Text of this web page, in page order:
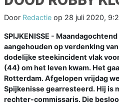
Door Redactie op 28 juli 2020,
SPIJKENISSE -
aangehouden op verdenking
dodelijke steekincident vlak
(44) om het leven kwam. Het
Rotterdam. Afgelopen vrijdag
Spijkenisse gearresteerd. Hij is
rechter-commissaris. Die